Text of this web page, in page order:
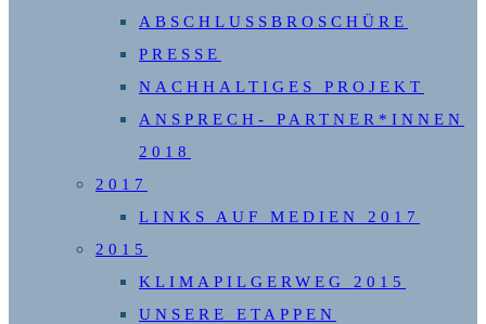
ABSCHLUSSBROSCHÜRE
PRESSE
NACHHALTIGES PROJEKT
ANSPRECH- PARTNER*INNEN
2018
2017
LINKS AUF MEDIEN 2017
2015
KLIMAPILGERWEG 2015
UNSERE ETAPPEN